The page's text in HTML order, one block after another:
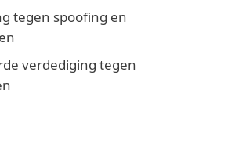
tegen spoofing en
verdediging tegen